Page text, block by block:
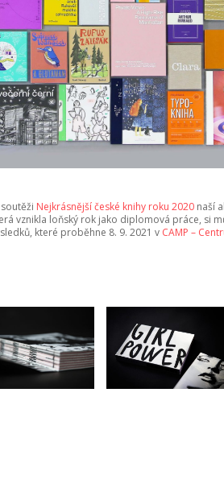
Nejkrásnější české knihy roku 2020 naší
vznikla loňský rok jako diplomová práce, si
které proběhne 8. 9. 2021 v CAMP –